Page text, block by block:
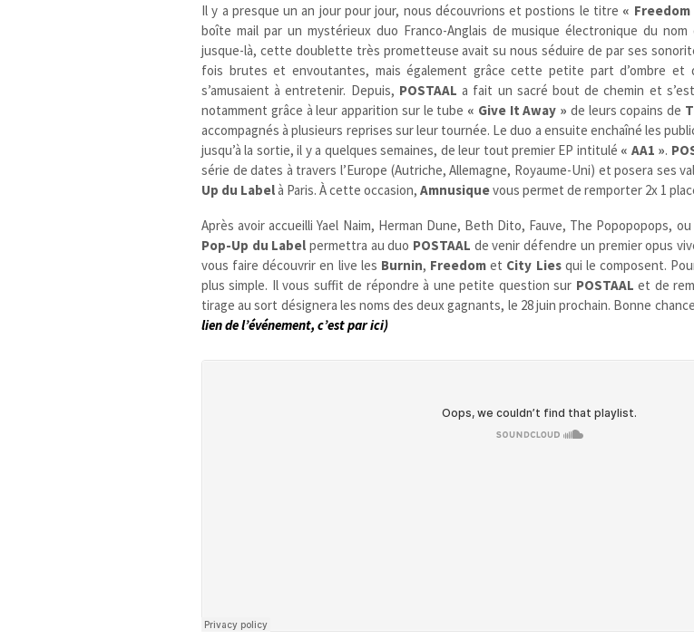
Il y a presque un an jour pour jour, nous découvrions et postions le titre « Freedom
boîte mail par un mystérieux duo Franco-Anglais de musique électronique du nom
jusque-là, cette doublette très prometteuse avait su nous séduire de par ses
fois brutes et envoutantes, mais également grâce cette petite part d’ombre et
s’amusaient à entretenir. Depuis, POSTAAL a fait un sacré bout de chemin et
notamment grâce à leur apparition sur le tube « Give It Away » de leurs copains de
accompagnés à plusieurs reprises sur leur tournée. Le duo a ensuite enchaîné les
jusqu’à la sortie, il y a quelques semaines, de leur tout premier EP intitulé « AA1 ».
série de dates à travers l’Europe (Autriche, Allemagne, Royaume-Uni) et posera ses
Up du Labelà Paris. À cette occasion,Amnusiquevous permet de remporter 2x 1
Après avoir accueilli Yael Naim, Herman Dune, Beth Dito, Fauve, The Popopopops,
Pop-Up du Label permettra au duo POSTAAL de venir défendre un premier opus
vous faire découvrir en live les Burnin, Freedom et City Liesqui le composent.
plus simple. Il vous suffit de répondre à une petite question sur POSTAAL et de
tirage au sort désignera les noms des deux gagnants, le 28 juin prochain. Bonne
lien de l’événement, c’est par ici)